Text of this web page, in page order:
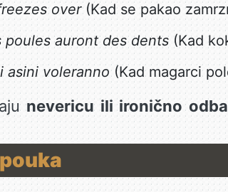
over(Kad se pakao
poules auront des dents(Kad
asini voleranno(Kad magarci
nevericu ili ironično